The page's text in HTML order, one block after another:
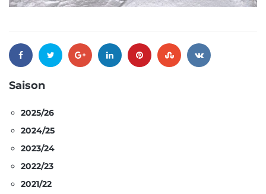
Saison
2025/26
2024/25
2023/24
2022/23
2021/22